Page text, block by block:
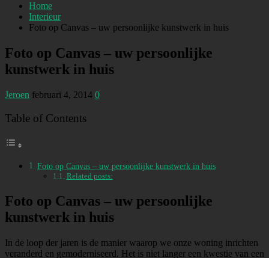
Home
Interieur
Foto op Canvas – uw persoonlijke kunstwerk in huis
Foto op Canvas – uw persoonlijke
kunstwerk in huis
Jeroen februari 4, 2014 0
Table of Contents
Foto op Canvas – uw persoonlijke kunstwerk in huis
Related posts:
Foto op Canvas – uw persoonlijke
kunstwerk in huis
In de loop der jaren is de manier waarop we onze woning inrichten
veranderd en gemoderniseerd. Het is niet langer een kwestie van een